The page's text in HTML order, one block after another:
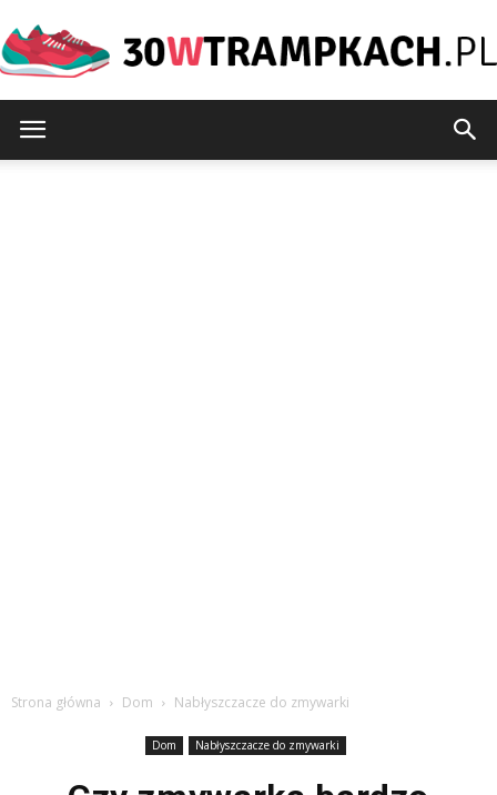
Strona główna Dom Nabłyszczacze do zmywarki
Dom Nabłyszczacze do zmywarki